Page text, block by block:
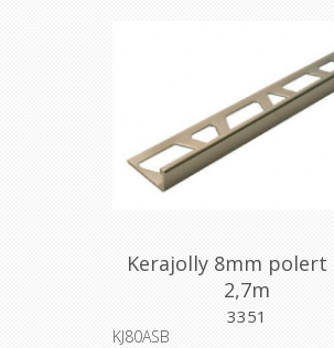
Kerajolly 8mm polert
2,7m
3351
KJ80ASB